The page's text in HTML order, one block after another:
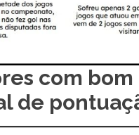
com bom
de